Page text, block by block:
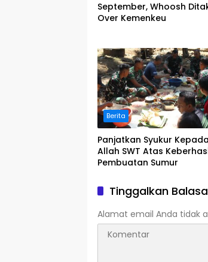
September, Whoosh
Over Kemenkeu
Berita
Panjatkan Syukur Kepada
Allah SWT Atas
Pembuatan Sumur
Tinggalkan
Alamat email Anda tidak